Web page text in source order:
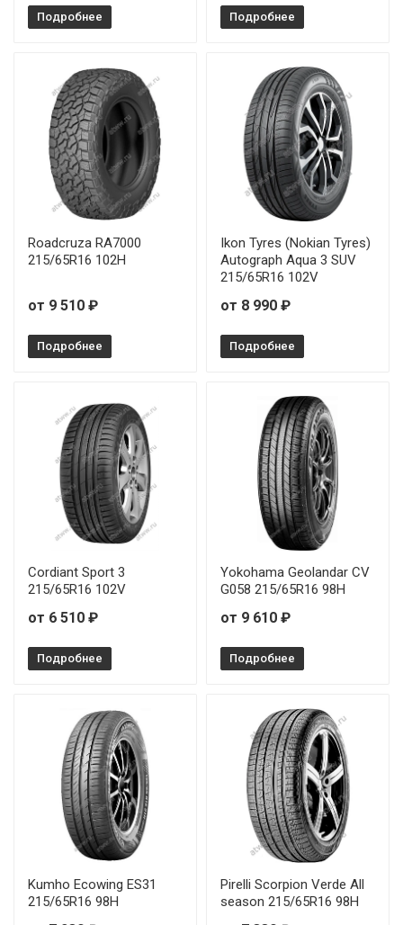
Подробнее Подробнее
Roadcruza RA7000
215/65R16 102H
от 9 510 ₽
Подробнее
Ikon Tyres (Nokian Tyres)
Autograph Aqua 3 SUV
215/65R16 102V
от 8 990 ₽
Подробнее
Cordiant Sport 3
215/65R16 102V
от 6 510 ₽
Подробнее
Yokohama Geolandar CV
G058 215/65R16 98H
от 9 610 ₽
Подробнее
Kumho Ecowing ES31
215/65R16 98H
Pirelli Scorpion Verde All
season 215/65R16 98H